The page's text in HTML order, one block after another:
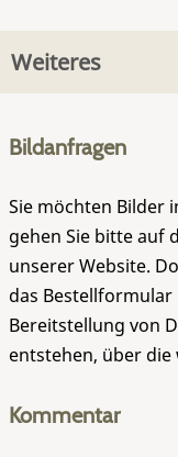
Weiteres
Bildanfragen
Sie möchten Bilder
gehen Sie bitte auf
unserer Website.
das
Bereitstellung von
entstehen, über
Kommentar